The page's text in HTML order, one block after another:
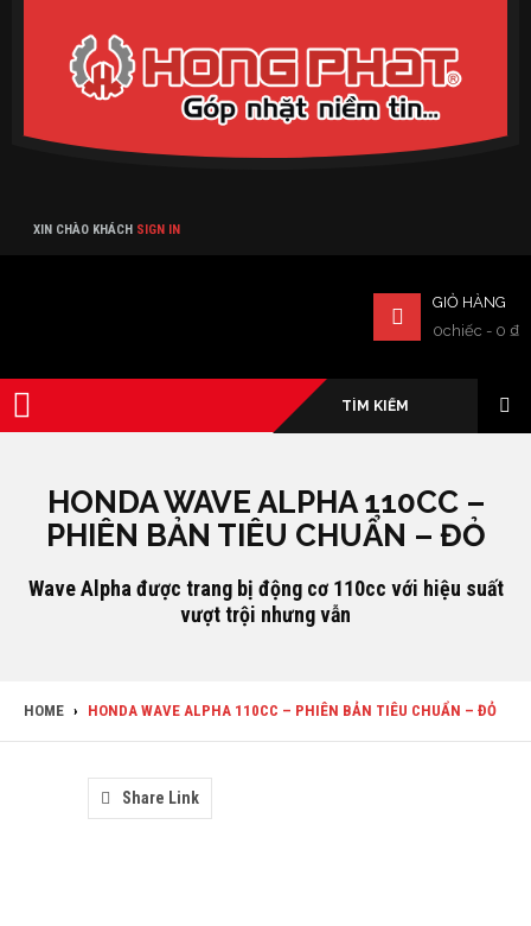
XIN CHÀO KHÁCH SIGN IN
GIỎ HÀNG
0chiếc - 0 ₫
HONDA WAVE ALPHA 110CC –
PHIÊN BẢN TIÊU CHUẨN – ĐỎ
Wave Alpha được trang bị động cơ 110cc với hiệu suất
vượt trội nhưng vẫn
HOME › HONDA WAVE ALPHA 110CC – PHIÊN BẢN TIÊU CHUẨN – ĐỎ
Share Link